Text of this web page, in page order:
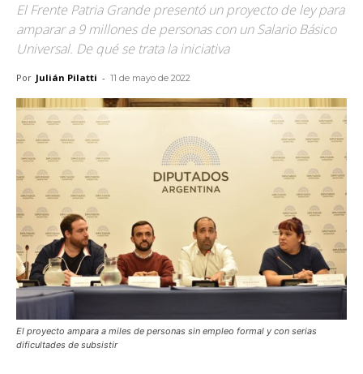
El Frente Patria Grande presentó un proyecto de ley para
amparar a 9 millones de personas con un Salario Básico
Universal. De qué se trata la iniciativa
Por Julián Pilatti - 11 de mayo de 2022
El proyecto ampara a miles de personas sin empleo formal y con serias
dificultades de subsistir